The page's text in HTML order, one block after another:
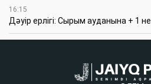
16:15
Дәуір ерлігі: Сырым ауданына + 1